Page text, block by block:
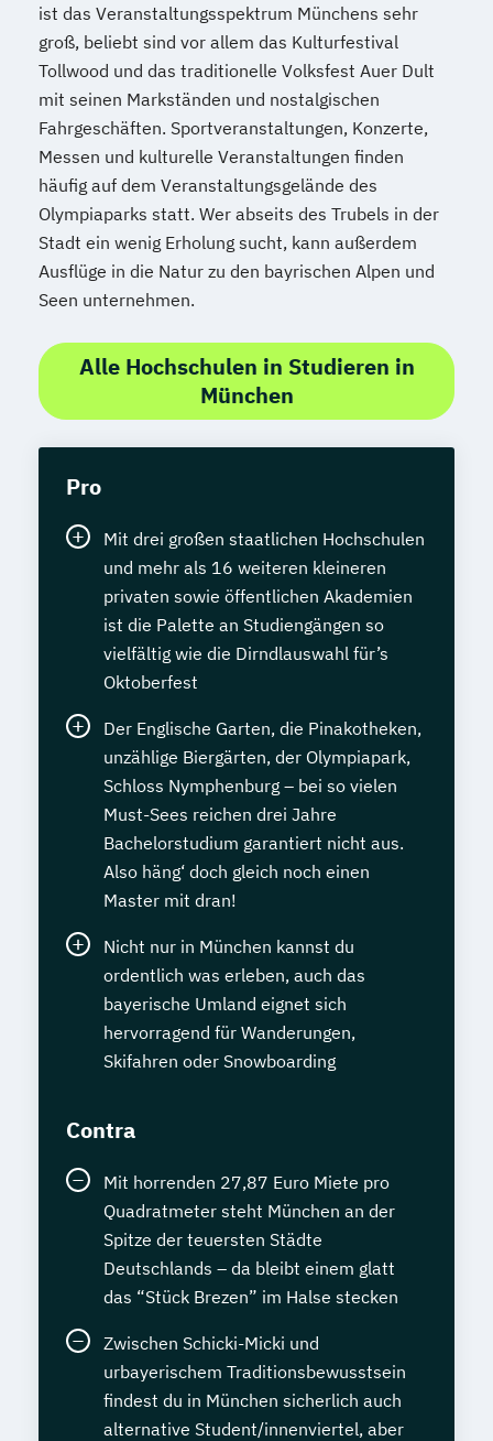
ist das Veranstaltungsspektrum Münchens sehr
groß, beliebt sind vor allem das Kulturfestival
Tollwood und das traditionelle Volksfest Auer Dult
mit seinen Markständen und nostalgischen
Fahrgeschäften. Sportveranstaltungen, Konzerte,
Messen und kulturelle Veranstaltungen finden
häufig auf dem Veranstaltungsgelände des
Olympiaparks statt. Wer abseits des Trubels in der
Stadt ein wenig Erholung sucht, kann außerdem
Ausflüge in die Natur zu den bayrischen Alpen und
Seen unternehmen.
Alle Hochschulen in Studieren in
München
Pro
Mit drei großen staatlichen Hochschulen
und mehr als 16 weiteren kleineren
privaten sowie öffentlichen Akademien
ist die Palette an Studiengängen so
vielfältig wie die Dirndlauswahl für’s
Oktoberfest
Der Englische Garten, die Pinakotheken,
unzählige Biergärten, der Olympiapark,
Schloss Nymphenburg – bei so vielen
Must-Sees reichen drei Jahre
Bachelorstudium garantiert nicht aus.
Also häng‘ doch gleich noch einen
Master mit dran!
Nicht nur in München kannst du
ordentlich was erleben, auch das
bayerische Umland eignet sich
hervorragend für Wanderungen,
Skifahren oder Snowboarding
Contra
Mit horrenden 27,87 Euro Miete pro
Quadratmeter steht München an der
Spitze der teuersten Städte
Deutschlands – da bleibt einem glatt
das “Stück Brezen” im Halse stecken
Zwischen Schicki-Micki und
urbayerischem Traditionsbewusstsein
findest du in München sicherlich auch
alternative Student/innenviertel, aber